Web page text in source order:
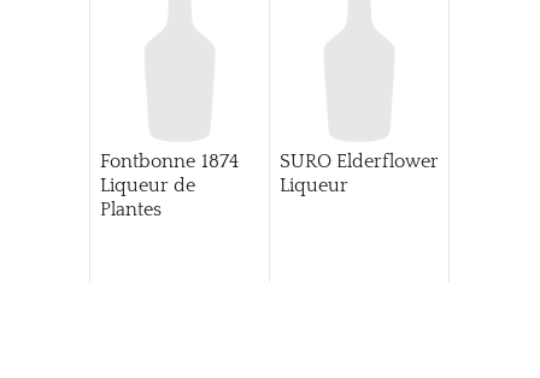
Fontbonne 1874
Liqueur de
Plantes
SURO Elderflower
Liqueur